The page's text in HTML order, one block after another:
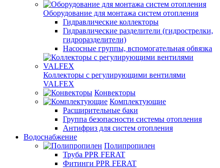
Оборудование для монтажа систем отопления
Гидравлические коллекторы
Гидравлические разделители (гидрострелки,
гидроразделители)
Насосные группы, вспомогательная обвязка
Коллекторы с регулирующими вентилями
VALFEX
Конвекторы
Комплектующие
Расширительные баки
Группа безопасности системы отопления
Антифриз для систем отопления
Водоснабжение
Полипропилен
Труба PPR FERAT
Фитинги PPR FERAT